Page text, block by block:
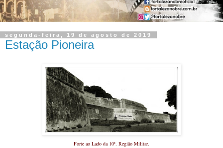
segunda-feira, 19 de agosto de 2019
Estação Pioneira
Forte ao Lado da 10ª. Região Militar.